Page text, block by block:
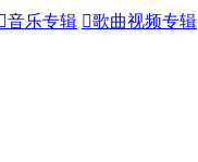
音乐专辑 歌曲视频专辑